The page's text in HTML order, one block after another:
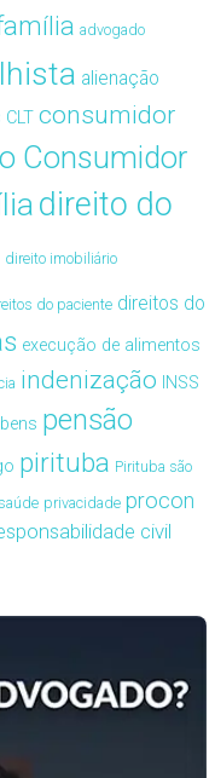
advogado
alienação
CLT consumidor
Consumidor
direito do
direito imobiliário
do paciente direitos do
execução de alimentos
indenização INSS
pensão
pirituba Pirituba são
privacidade procon
civil